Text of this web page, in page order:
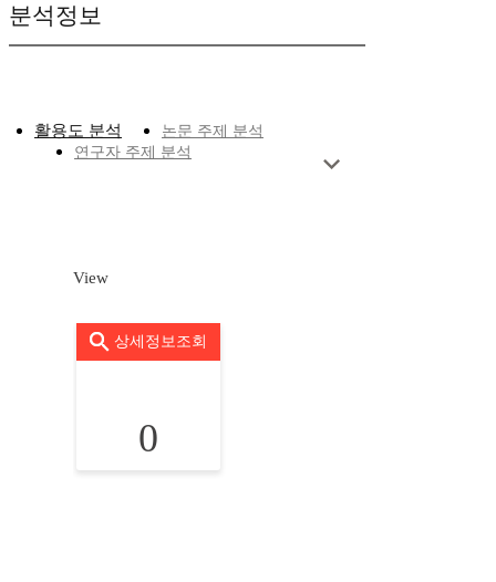
분석정보
활용도 분석
논문 주제 분석
연구자 주제 분석
View
상세정보조회
0